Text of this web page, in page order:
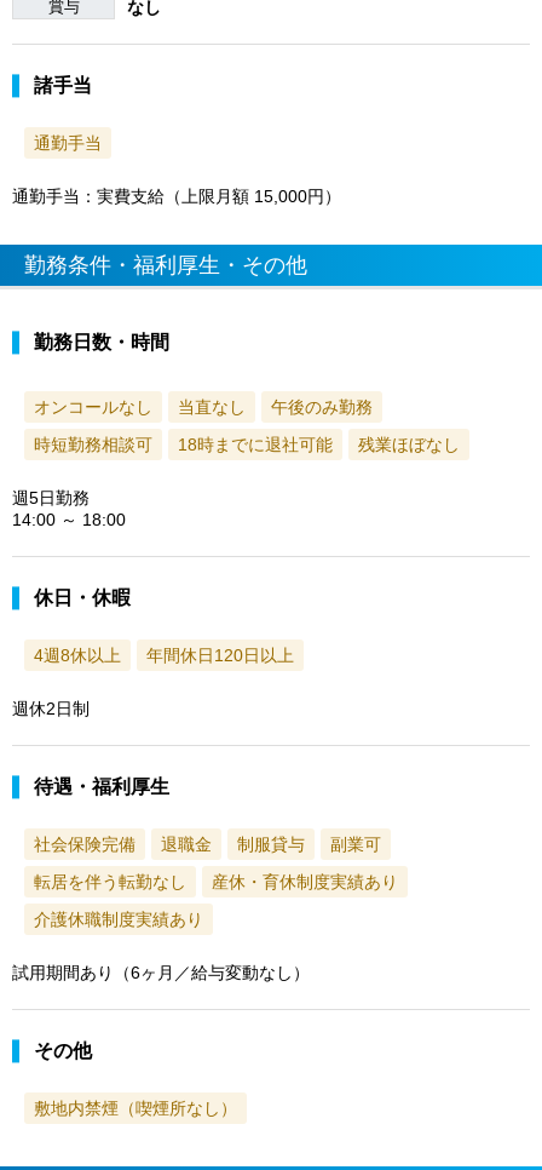
賞与 なし
諸手当
通勤手当
通勤手当：実費支給（上限月額 15,000円）
勤務条件・福利厚生・その他
勤務日数・時間
オンコールなし 当直なし
午後のみ勤務
時短勤務相談可
18時までに退社可能 残業ほぼなし
週5日勤務
14:00 ～ 18:00
休日・休暇
4週8休以上 年間休日120日以上
週休2日制
待遇・福利厚生
社会保険完備 退職金 制服貸与
副業可
転居を伴う転勤なし
産休・育休制度実績あり
介護休職制度実績あり
試用期間あり（6ヶ月／給与変動なし）
その他
敷地内禁煙（喫煙所なし）